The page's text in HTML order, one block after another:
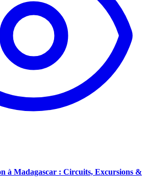
à Madagascar : Circuits, Excursions &